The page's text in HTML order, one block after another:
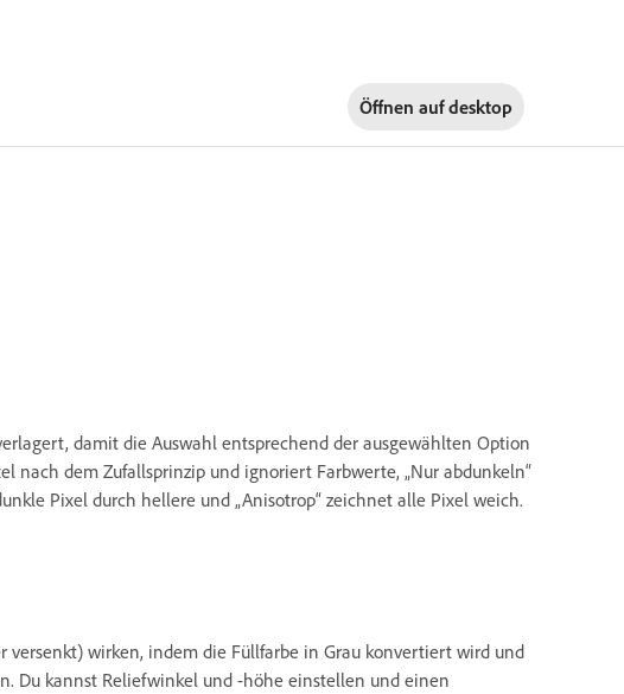
Öffnen aufdesktop
damit die Auswahl entsprechend der ausgewählten Option
nach dem Zufallsprinzip und ignoriert Farbwerte, „Nur abdunkeln“
Pixel durch hellere und „Anisotrop“ zeichnet alle Pixel weich.
versenkt) wirken, indem die Füllfarbe in Grau konvertiert wird und
Du kannst Reliefwinkel und -höhe einstellen und einen